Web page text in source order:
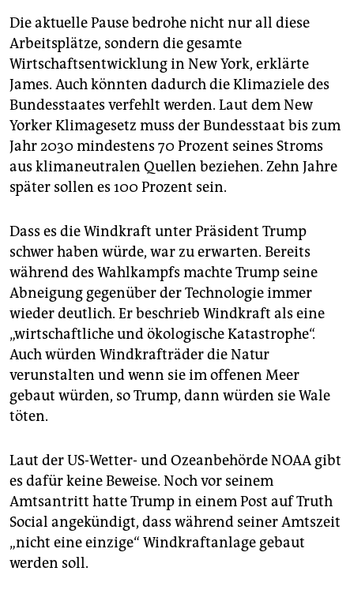
Die aktuelle Pause bedrohe nicht nur all diese
Arbeitsplätze, sondern die gesamte
Wirtschaftsentwicklung in New York, erklärte
James. Auch könnten dadurch die Klimaziele des
Bundesstaates verfehlt werden. Laut dem New
Yorker Klimagesetz muss der Bundesstaat bis zum
Jahr 2030 mindestens 70 Prozent seines Stroms
aus klimaneutralen Quellen beziehen. Zehn Jahre
später sollen es 100 Prozent sein.
Dass es die Windkraft unter Präsident Trump
schwer haben würde, war zu erwarten. Bereits
während des Wahlkampfs machte Trump seine
Abneigung gegenüber der Technologie immer
wieder deutlich. Er beschrieb Windkraft als eine
„wirtschaftliche und ökologische Katastrophe“.
Auch würden Windkrafträder die Natur
verunstalten und wenn sie im offenen Meer
gebaut würden, so Trump, dann würden sie Wale
töten.
Laut der US-Wetter- und Ozeanbehörde NOAA gibt
es dafür keine Beweise. Noch vor seinem
Amtsantritt hatte Trump in einem Post auf Truth
Social angekündigt, dass während seiner Amtszeit
„nicht eine einzige“ Windkraftanlage gebaut
werden soll.